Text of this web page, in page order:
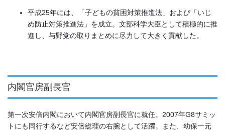
平成25年には、「子どもの貧困対策推進法」および「いじ
め防止対策推進法」を成立。文部科学大臣として積極的に推
進し、与野党の取りまとめに尽力して大きく貢献した。
内閣官房副長官
第一次安倍内閣において内閣官房副長官に就任。2007年G8サミッ
トにも同行するなど安倍総理の右腕として活躍。また、幼保一元